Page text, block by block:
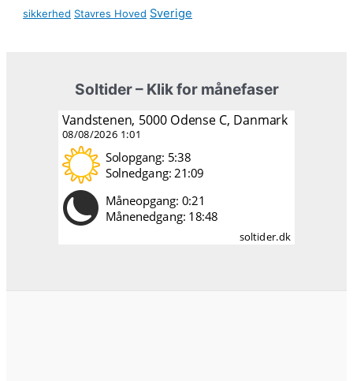
sikkerhed Stavres Hoved Sverige
Soltider – Klik for månefaser